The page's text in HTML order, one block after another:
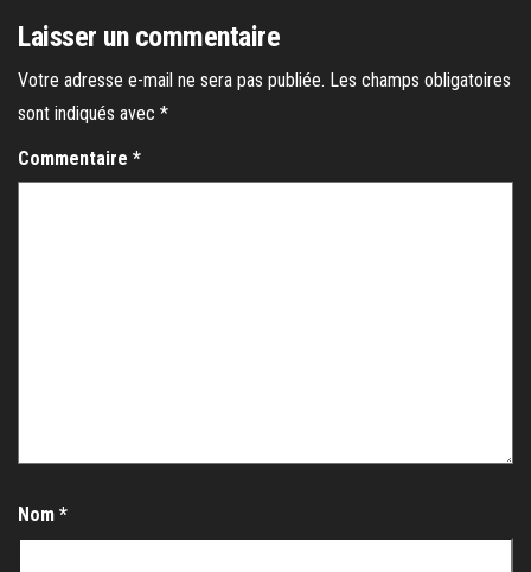
Laisser un commentaire
Votre adresse e-mail ne sera pas publiée. Les champs obligatoires
sont indiqués avec *
Commentaire *
Nom *